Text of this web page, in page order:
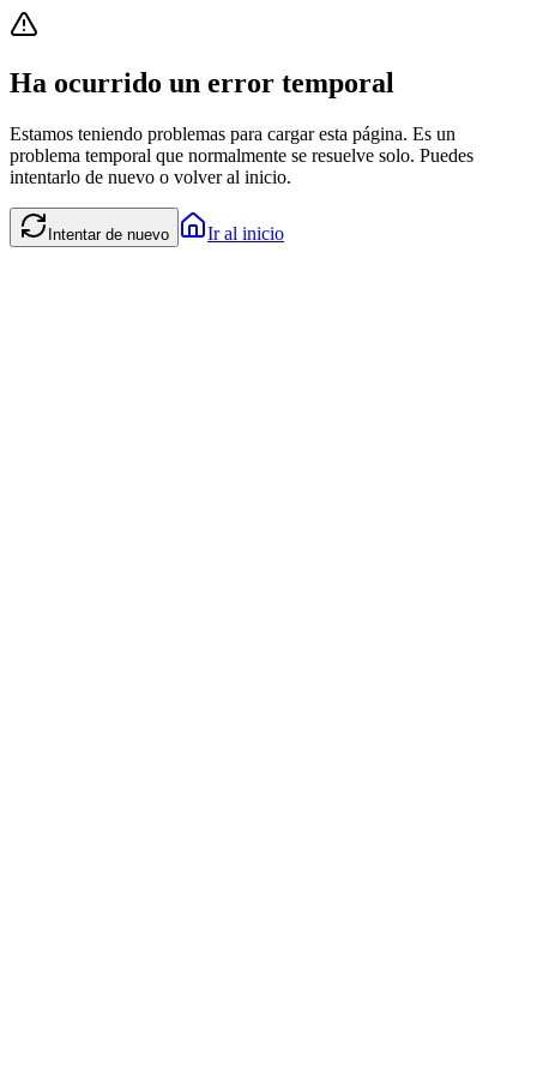
Ha ocurrido un error temporal
Estamos teniendo problemas para cargar esta página. Es un
problema temporal que normalmente se resuelve solo. Puedes
intentarlo de nuevo o volver al inicio.
Intentar de nuevo Ir al inicio